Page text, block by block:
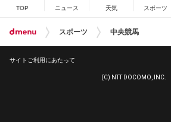
TOP ニュース 天気 スポーツ
スポーツ 中央競馬
サイトご利用にあたって
(C) NTT DOCOMO, INC.